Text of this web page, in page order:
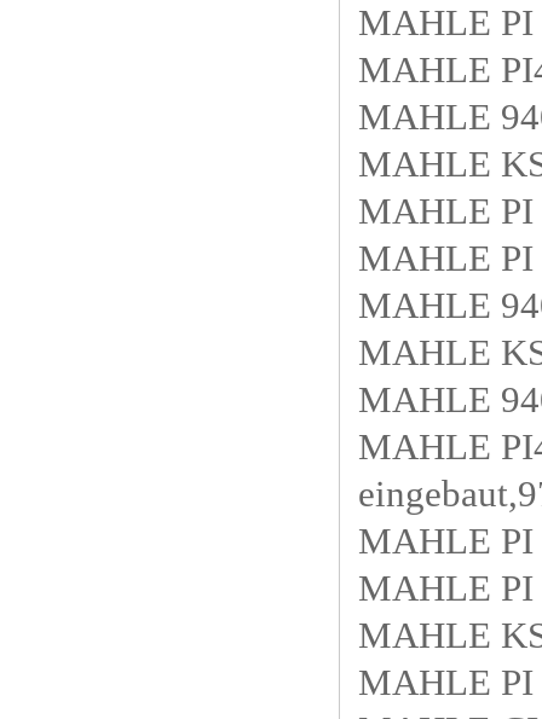
MAHLE PI
MAHLE
MAHLE
MAHLE
MAHLE PI
MAHLE PI
MAHLE
MAHLE
MAHLE
MAHLE
MAHLE PI
MAHLE PI
MAHLE
MAHLE PI